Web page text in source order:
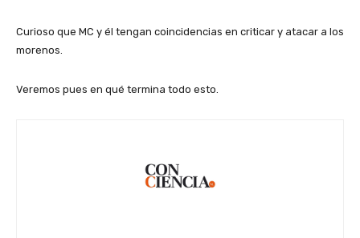
Curioso que MC y él tengan coincidencias en criticar y atacar a los
morenos.
Veremos pues en qué termina todo esto.